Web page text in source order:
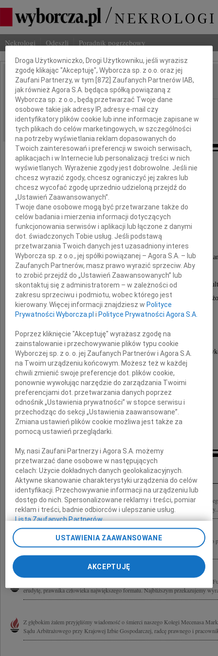
Nekrologi Odeszli Poradnik pogrzebowy
IMIĘ I NAZWISKO: Marek Furtek
REGION: Warszawa
DATA EMISJI: 19.05.2025
W dniu 14 maja 2025 r. zmarł
Mecenas
Marek Furtek
Był wybitnym prawnikiem, znawcą prawa cywilnego i
o nietuzinkowym umyśle .
Kolega uniwersytecki, partner w Kancelarii
znakomicie kierujący przez wiele lat Sądem
przy Krajowej Izbie Gospodarczej,
Jego aktywność i dokonania istotnie wpłynęły tak na
jak i na działalność Sądu Arbitrażowego.
Trudno pogodzić się z Jego odejściem
Jacek Krauss
Kondolencje
Ze smutkiem przyjęliśmy wiadomość o śmierci Mecenasa Marka Furtka
przy Krajowej Izbie Gospodarczej w Warszawie, a później Przewodniczącego
Z ogromną przykrością przyjęliśmy wiadomość o śmierci Marka Furtka wybitnego
Prezesa Sądu Arbitrażowego przy Krajowej Izbie Gospodarczej w Warszawie,...
Z wielkim smutkiem przyjęliśmy wiadomość o śmierci naszego przyjaciela Marka
erudytę, prawnika człowieka największego formatu. Najbliższym przekazujemy
Z głębokim żalem przyjęliśmy wiadomość o śmierci naszego Kolegi Mecenasa
Sądu Arbitrażowego przy Krajowej Izbie Gospodarczej, radcę prawnego i
Dbamy o Twoją prywatność
Droga Użytkowniczko, Drogi Użytkowniku, jeśli wyrazisz
zgodę klikając "Akceptuję", Wyborcza sp. z o.o. oraz jej
Zaufani Partnerzy, w tym [872 ] Zaufanych Partnerów IAB,
jak również Agora S.A. będąca spółką powiązaną z
Wyborcza sp. z o.o., będą przetwarzać Twoje dane
osobowe takie jak adresy IP, adresy e-mail czy
identyfikatory plików cookie lub inne informacje zapisane w
tych plikach do celów marketingowych, w szczególności
na potrzeby wyświetlania reklam dopasowanych do
Twoich zainteresowań i preferencji w swoich serwisach,
aplikacjach i w Internecie lub personalizacji treści w nich
wyświetlanych. Wyrażenie zgody jest dobrowolne. Jeśli nie
chcesz wyrazić zgody, chcesz ograniczyć jej zakres lub
chcesz wycofać zgodę uprzednio udzieloną przejdź do
„Ustawień Zaawansowanych”.
Twoje dane osobowe mogą być przetwarzane także do
celów badania i mierzenia informacji dotyczących
funkcjonowania serwisów i aplikacji lub łączone z danymi
dot. świadczonych Tobie usług. Jeśli podstawą
przetwarzania Twoich danych jest uzasadniony interes
Wyborcza sp. z o.o., jej spółki powiązanej – Agora S.A. – lub
Zaufanych Partnerów, masz prawo wyrazić sprzeciw. Aby
to zrobić przejdź do „Ustawień Zaawansowanych” lub
skontaktuj się z administratorem – w zależności od
zakresu sprzeciwu i podmiotu, wobec którego jest
kierowany. Więcej informacji znajdziesz w Polityce
Prywatności Wyborcza.pl i Polityce Prywatności Agora S.A.
Poprzez kliknięcie "Akceptuję" wyrażasz zgodę na
zainstalowanie i przechowywanie plików typu cookie
Wyborczej sp. z o. o. jej Zaufanych Partnerów i Agora S.A.
na Twoim urządzeniu końcowym. Możesz też w każdej
chwili zmienić swoje preferencje dot. plików cookie,
ponownie wywołując narzędzie do zarządzania Twoimi
preferencjami dot. przetwarzania danych poprzez
odnośnik „Ustawienia prywatności” w stopce serwisu i
przechodząc do sekcji „Ustawienia zaawansowane”.
Zmiana ustawień plików cookie możliwa jest także za
pomocą ustawień przeglądarki.
My, nasi Zaufani Partnerzy i Agora S.A. możemy
przetwarzać dane osobowe w następujących
celach:Użycie dokładnych danych geolokalizacyjnych.
Aktywne skanowanie charakterystyki urządzenia do celów
identyfikacji. Przechowywanie informacji na urządzeniu lub
dostęp do nich. Spersonalizowane reklamy i treści, pomiar
reklam i treści, badnie odbiorców i ulepszanie usług.
Lista Zaufanych Partnerów
USTAWIENIA ZAAWANSOWANE
AKCEPTUJĘ